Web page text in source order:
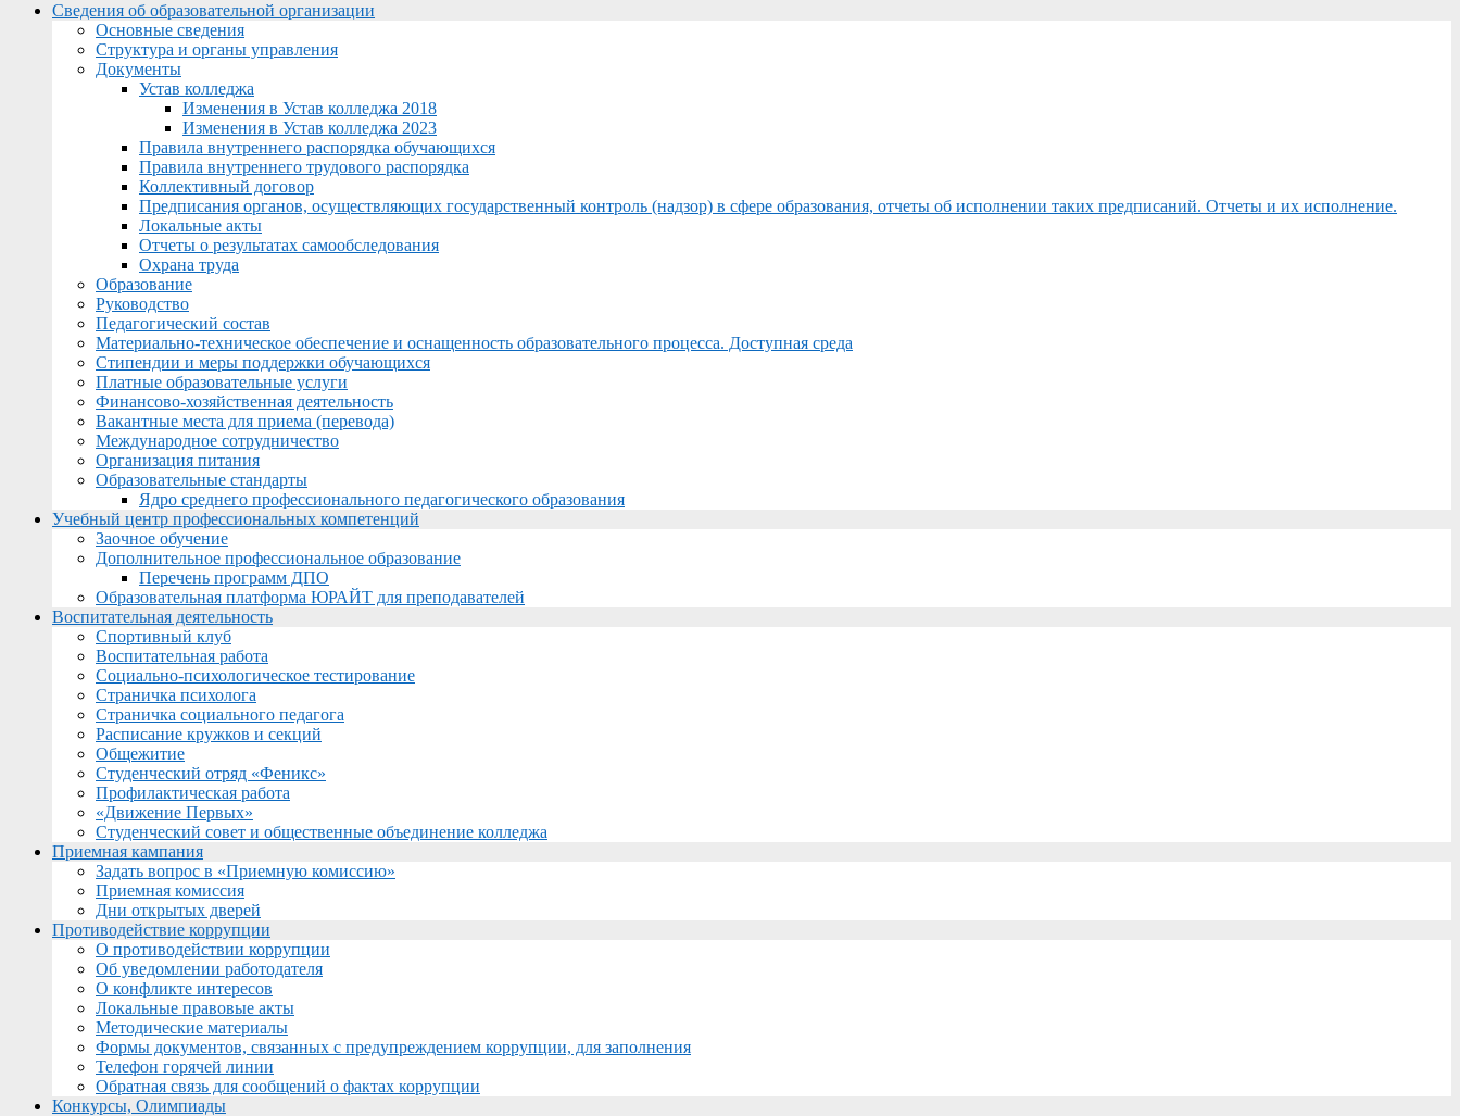
Menu
Сведения об образовательной организации
Основные сведения
Структура и органы управления
Документы
Устав колледжа
Изменения в Устав колледжа 2018
Изменения в Устав колледжа 2023
Правила внутреннего распорядка обучающихся
Правила внутреннего трудового распорядка
Коллективный договор
Предписания органов, осуществляющих государственный контроль (надзор) в сфере образования, отчеты об исполнении таких предписаний. Отчеты и их исполнение.
Локальные акты
Отчеты о результатах самообследования
Охрана труда
Образование
Руководство
Педагогический состав
Материально-техническое обеспечение и оснащенность образовательного процесса. Доступная среда
Стипендии и меры поддержки обучающихся
Платные образовательные услуги
Финансово-хозяйственная деятельность
Вакантные места для приема (перевода)
Международное сотрудничество
Организация питания
Образовательные стандарты
Ядро среднего профессионального педагогического образования
Учебный центр профессиональных компетенций
Заочное обучение
Дополнительное профессиональное образование
Перечень программ ДПО
Образовательная платформа ЮРАЙТ для преподавателей
Воспитательная деятельность
Спортивный клуб
Воспитательная работа
Социально-психологическое тестирование
Страничка психолога
Страничка социального педагога
Расписание кружков и секций
Общежитие
Студенческий отряд «Феникс»
Профилактическая работа
«Движение Первых»
Студенческий совет и общественные объединение колледжа
Приемная кампания
Задать вопрос в «Приемную комиссию»
Приемная комиссия
Дни открытых дверей
Противодействие коррупции
О противодействии коррупции
Об уведомлении работодателя
О конфликте интересов
Локальные правовые акты
Методические материалы
Формы документов, связанных с предупреждением коррупции, для заполнения
Телефон горячей линии
Обратная связь для сообщений о фактах коррупции
Конкурсы, Олимпиады